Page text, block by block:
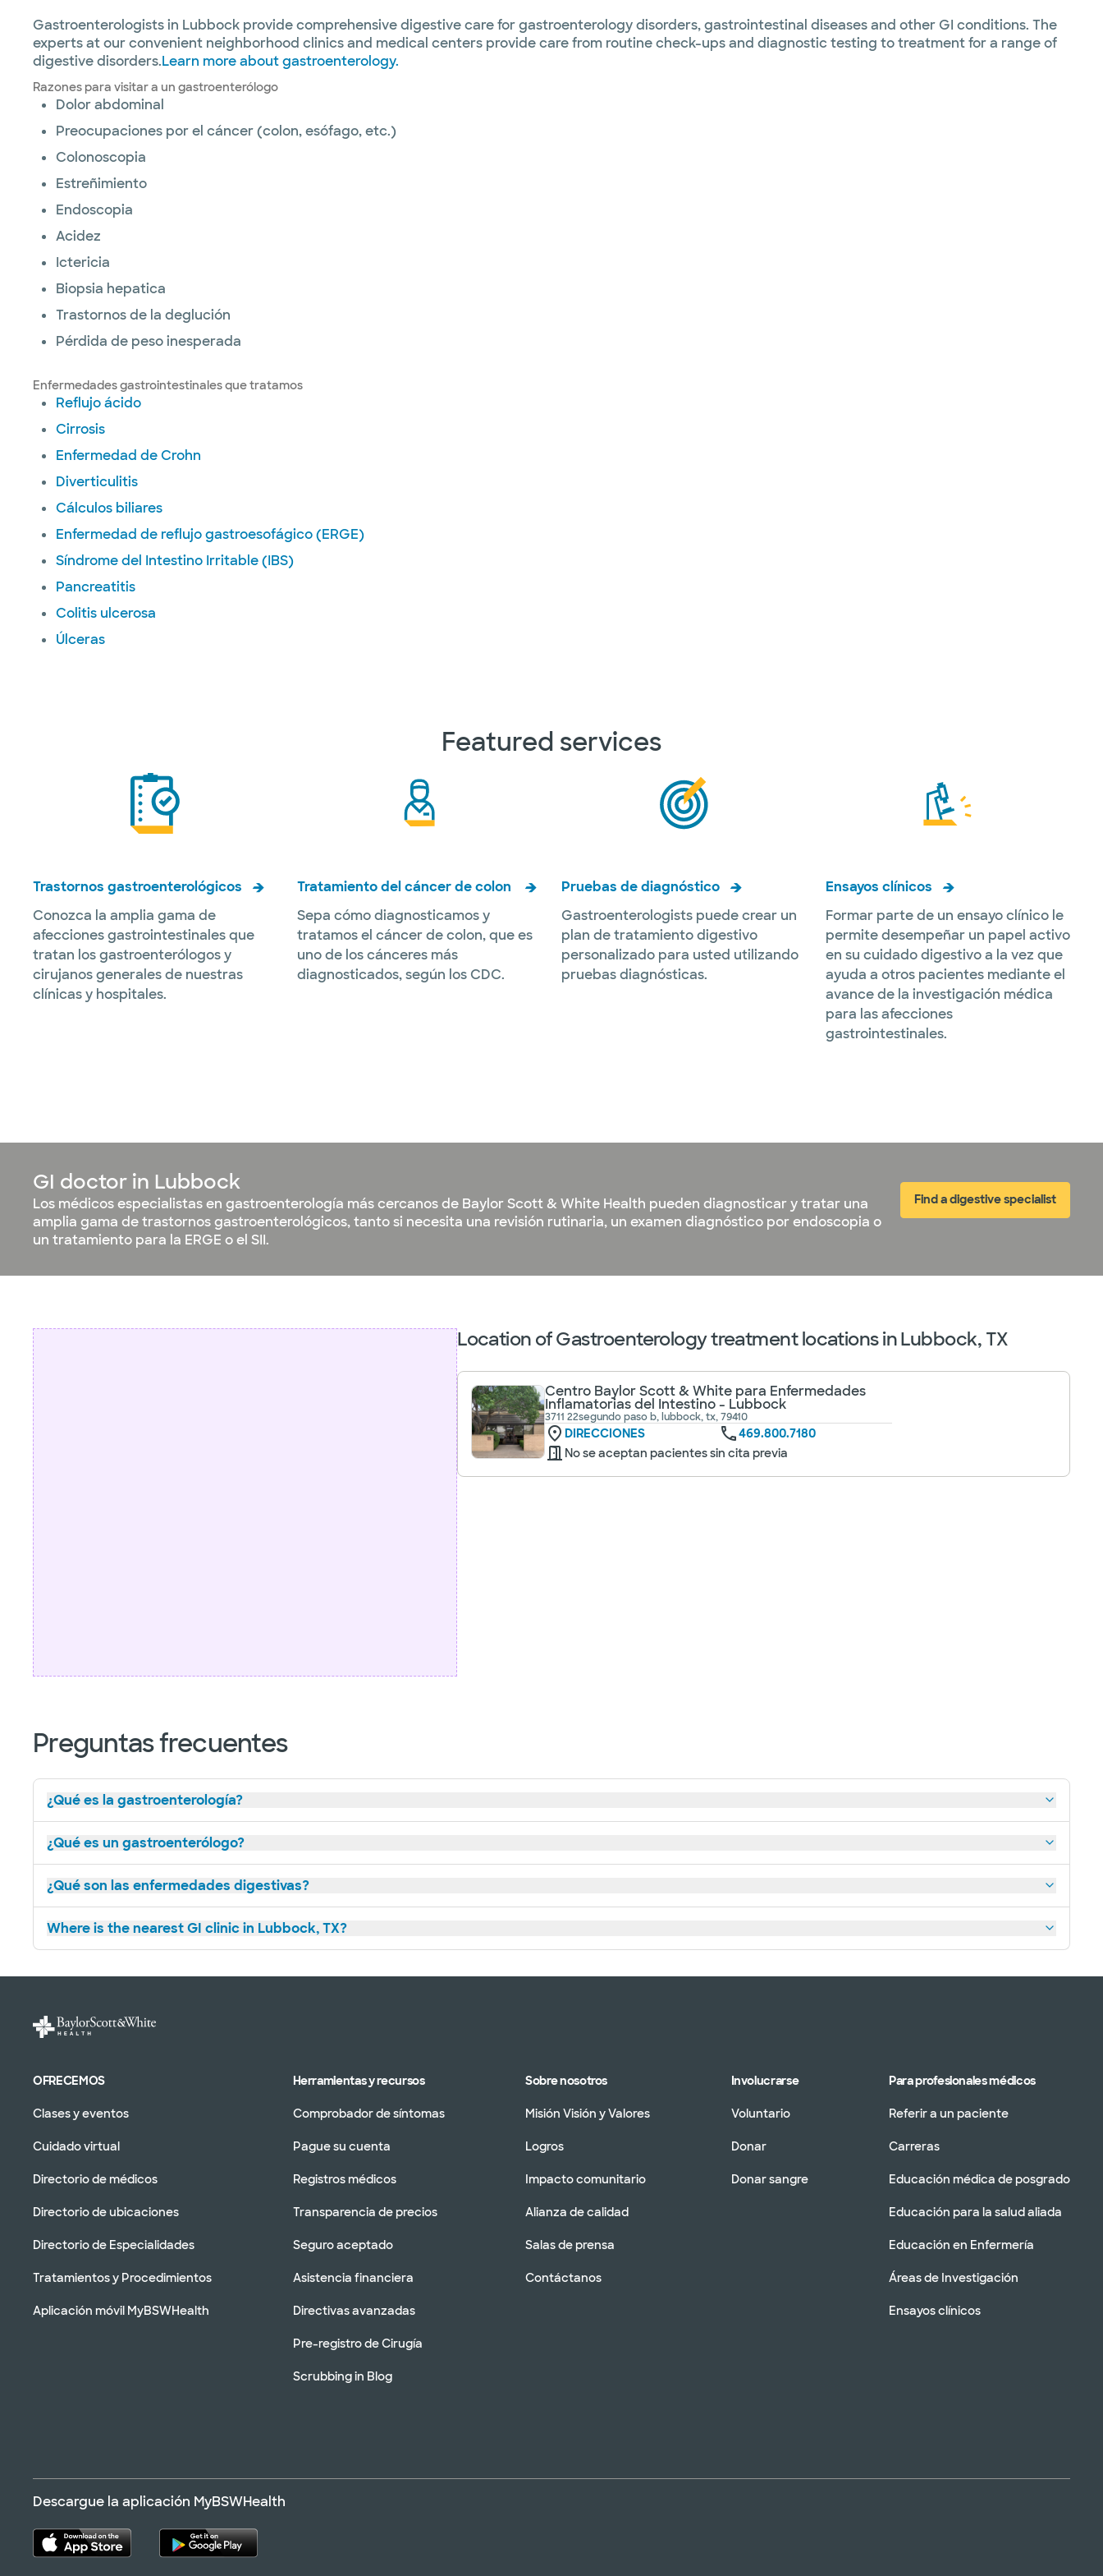
Gastroenterologists in Lubbock provide comprehensive digestive care for gastroenterology disorders, gastrointestinal diseases and other GI conditions. The
experts at our convenient neighborhood clinics and medical centers provide care from routine check-ups and diagnostic testing to treatment for a range of
digestive disorders.Learn more about gastroenterology.
Razones para visitar a un gastroenterólogo
Dolor abdominal
Preocupaciones por el cáncer (colon, esófago, etc.)
Colonoscopia
Estreñimiento
Endoscopia
Acidez
Ictericia
Biopsia hepatica
Trastornos de la deglución
Pérdida de peso inesperada
Enfermedades gastrointestinales que tratamos
Reflujo ácido
Cirrosis
Enfermedad de Crohn
Diverticulitis
Cálculos biliares
Enfermedad de reflujo gastroesofágico (ERGE)
Síndrome del Intestino Irritable (IBS)
Pancreatitis
Colitis ulcerosa
Úlceras
Featured services
Trastornos gastroenterológicos
Conozca la amplia gama de
afecciones gastrointestinales que
tratan los gastroenterólogos y
cirujanos generales de nuestras
clínicas y hospitales.
Tratamiento del cáncer de colon
Sepa cómo diagnosticamos y
tratamos el cáncer de colon, que es
uno de los cánceres más
diagnosticados, según los CDC.
Pruebas de diagnóstico
Gastroenterologists puede crear un
plan de tratamiento digestivo
personalizado para usted utilizando
pruebas diagnósticas.
Ensayos clínicos
Formar parte de un ensayo clínico le
permite desempeñar un papel activo
en su cuidado digestivo a la vez que
ayuda a otros pacientes mediante el
avance de la investigación médica
para las afecciones
gastrointestinales.
GI doctor in Lubbock
Los médicos especialistas en gastroenterología más cercanos de Baylor Scott & White Health pueden diagnosticar y tratar una
amplia gama de trastornos gastroenterológicos, tanto si necesita una revisión rutinaria, un examen diagnóstico por endoscopia o
un tratamiento para la ERGE o el SII.
Find a digestive specialist
Location of Gastroenterology treatment locations in Lubbock, TX
Centro Baylor Scott & White para Enfermedades
Inflamatorias del Intestino - Lubbock
3711 22segundo paso b, lubbock, tx, 79410
DIRECCIONES
469.800.7180
No se aceptan pacientes sin cita previa
Preguntas frecuentes
¿Qué es la gastroenterología?
¿Qué es un gastroenterólogo?
¿Qué son las enfermedades digestivas?
Where is the nearest GI clinic in Lubbock, TX?
OFRECEMOS
Clases y eventos
Cuidado virtual
Directorio de médicos
Directorio de ubicaciones
Directorio de Especialidades
Tratamientos y Procedimientos
Aplicación móvil MyBSWHealth
Herramientas y recursos
Comprobador de síntomas
Pague su cuenta
Registros médicos
Transparencia de precios
Seguro aceptado
Asistencia financiera
Directivas avanzadas
Pre-registro de Cirugía
Scrubbing in Blog
Sobre nosotros
Misión Visión y Valores
Logros
Impacto comunitario
Alianza de calidad
Salas de prensa
Contáctanos
Involucrarse
Voluntario
Donar
Donar sangre
Para profesionales médicos
Referir a un paciente
Carreras
Educación médica de posgrado
Educación para la salud aliada
Educación en Enfermería
Áreas de Investigación
Ensayos clínicos
Descargue la aplicación MyBSWHealth